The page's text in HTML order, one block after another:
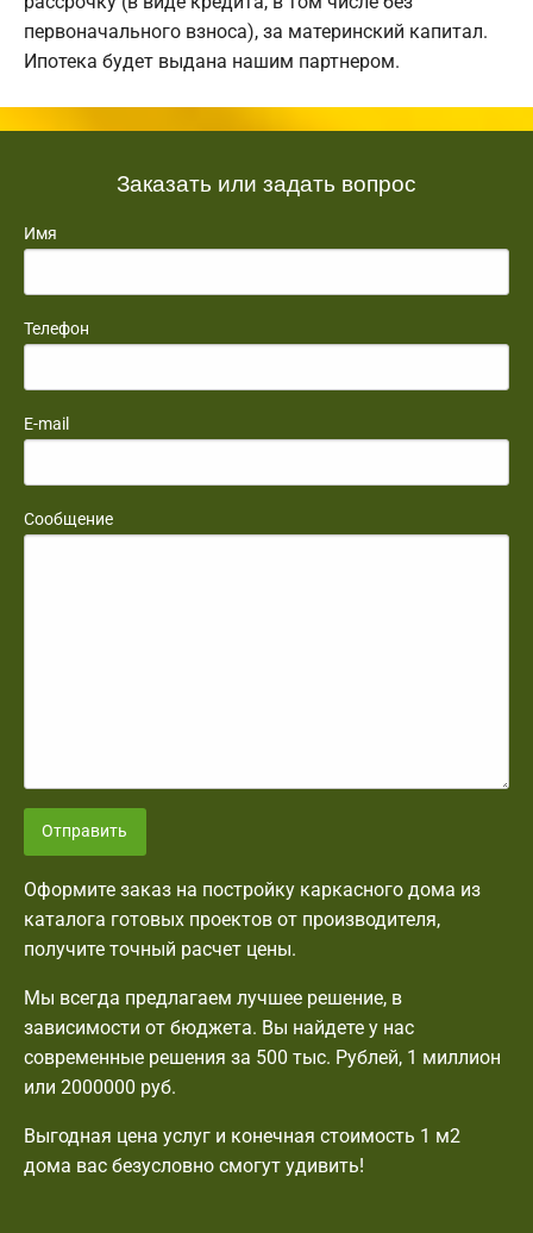
первоначального взноса), за материнский капитал.
Ипотека будет выдана нашим партнером.
Заказать или задать вопрос
Имя
Телефон
E-mail
Сообщение
Отправить
Оформите заказ на постройку каркасного дома из
каталога готовых проектов от производителя,
получите точный расчет цены.
Мы всегда предлагаем лучшее решение, в
зависимости от бюджета. Вы найдете у нас
современные решения за 500 тыс. Рублей, 1 миллион
или 2000000 руб.
Выгодная цена услуг и конечная стоимость 1 м2
дома вас безусловно смогут удивить!